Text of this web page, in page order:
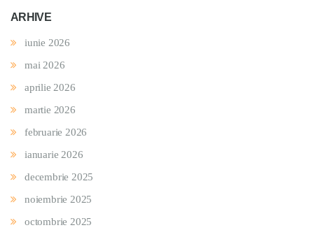
ARHIVE
iunie 2026
mai 2026
aprilie 2026
martie 2026
februarie 2026
ianuarie 2026
decembrie 2025
noiembrie 2025
octombrie 2025